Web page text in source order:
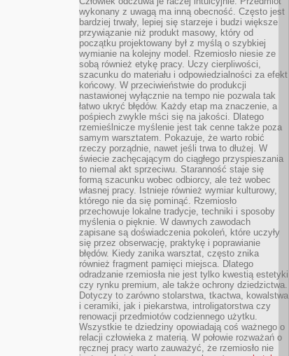
wykonany z uwagą ma inną obecność. Często jest
bardziej trwały, lepiej się starzeje i budzi większe
przywiązanie niż produkt masowy, który od
początku projektowany był z myślą o szybkiej
wymianie na kolejny model. Rzemiosło niesie ze
sobą również etykę pracy. Uczy cierpliwości,
szacunku do materiału i odpowiedzialności za efekt
końcowy. W przeciwieństwie do produkcji
nastawionej wyłącznie na tempo nie pozwala tak
łatwo ukryć błędów. Każdy etap ma znaczenie, a
pośpiech zwykle mści się na jakości. Dlatego
rzemieślnicze myślenie jest tak cenne także poza
samym warsztatem. Pokazuje, że warto robić
rzeczy porządnie, nawet jeśli trwa to dłużej. W
świecie zachęcającym do ciągłego przyspieszania
to niemal akt sprzeciwu. Staranność staje się
formą szacunku wobec odbiorcy, ale też wobec
własnej pracy. Istnieje również wymiar kulturowy,
którego nie da się pominąć. Rzemiosło
przechowuje lokalne tradycje, techniki i sposoby
myślenia o pięknie. W dawnych zawodach
zapisane są doświadczenia pokoleń, które uczyły
się przez obserwację, praktykę i poprawianie
błędów. Kiedy zanika warsztat, często znika
również fragment pamięci miejsca. Dlatego
odradzanie rzemiosła nie jest tylko kwestią estetyki
czy rynku premium, ale także ochrony dziedzictwa.
Dotyczy to zarówno stolarstwa, tkactwa, kowalstwa
i ceramiki, jak i piekarstwa, introligatorstwa czy
renowacji przedmiotów codziennego użytku.
Wszystkie te dziedziny opowiadają coś ważnego o
relacji człowieka z materią. W połowie rozważań o
ręcznej pracy warto zauważyć, że rzemiosło nie